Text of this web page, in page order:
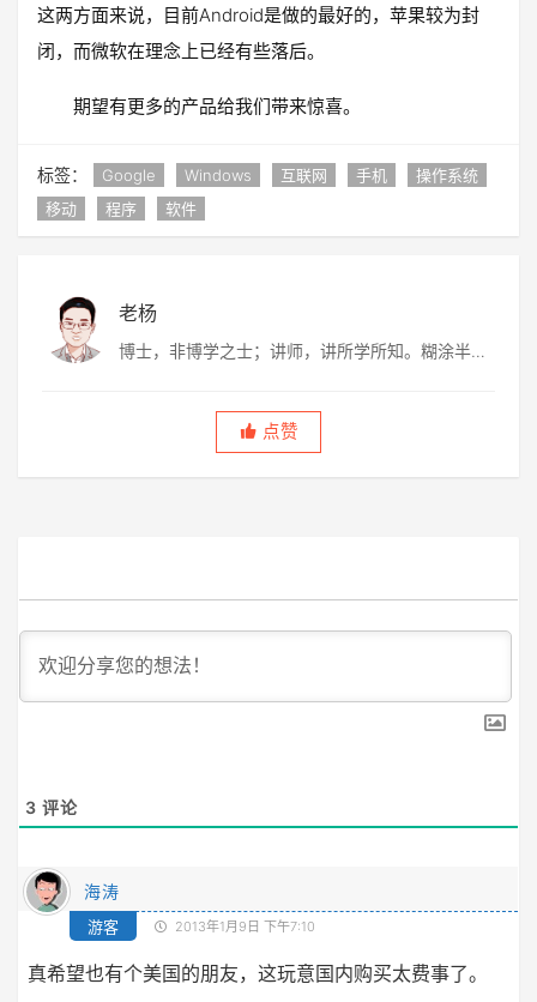
这两方面来说，目前Android是做的最好的，苹果较为封
闭，而微软在理念上已经有些落后。
期望有更多的产品给我们带来惊喜。
标签： Google Windows 互联网 手机
操作系统
移动
程序 软件
老杨
博士，非博学之士；讲师，讲所学所知。糊涂半
点赞
3 评论
海涛
游客 2013年1月9日 下午7:10
真希望也有个美国的朋友，这玩意国内购买太费事了。